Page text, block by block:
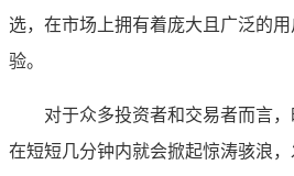
选，在市场上拥有着庞大且广泛的
验。
对于众多投资者和交易者而言
在短短几分钟内就会掀起惊涛骇浪